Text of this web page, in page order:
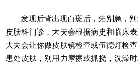
发现后背出现白斑后，先别急，
皮肤科门诊，大夫会根据病史和临床
大夫会让你做皮肤镜检查或伍德灯检
患处皮肤，别用力摩擦或抓挠，洗澡